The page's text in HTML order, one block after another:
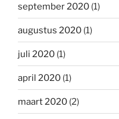
september 2020 (1)
augustus 2020 (1)
juli 2020 (1)
april 2020 (1)
maart 2020 (2)